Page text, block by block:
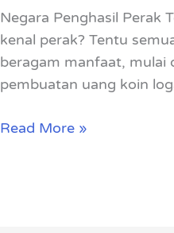
Negara Penghasil Perak
kenal perak? Tentu
beragam manfaat, mulai
pembuatan uang koin
Terbesar
Di
Dunia
Read More »